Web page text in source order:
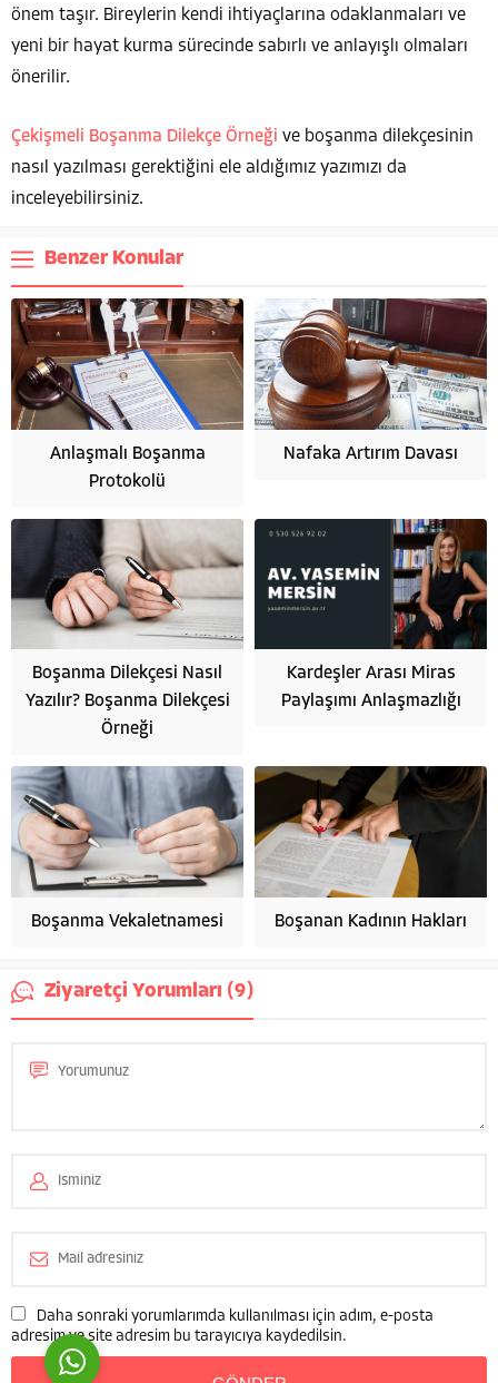
önem taşır. Bireylerin kendi ihtiyaçlarına odaklanmaları ve
yeni bir hayat kurma sürecinde sabırlı ve anlayışlı olmaları
önerilir.
Çekişmeli Boşanma Dilekçe Örneği ve boşanma dilekçesinin
nasıl yazılması gerektiğini ele aldığımız yazımızı da
inceleyebilirsiniz.
Benzer Konular
Anlaşmalı Boşanma
Protokolü
Nafaka Artırım Davası
Boşanma Dilekçesi Nasıl
Yazılır? Boşanma Dilekçesi
Örneği
Kardeşler Arası Miras
Paylaşımı Anlaşmazlığı
Boşanma Vekaletnamesi Boşanan Kadının Hakları
Ziyaretçi Yorumları (9)
Daha sonraki yorumlarımda kullanılması için adım, e-posta
adresim ve site adresim bu tarayıcıya kaydedilsin.